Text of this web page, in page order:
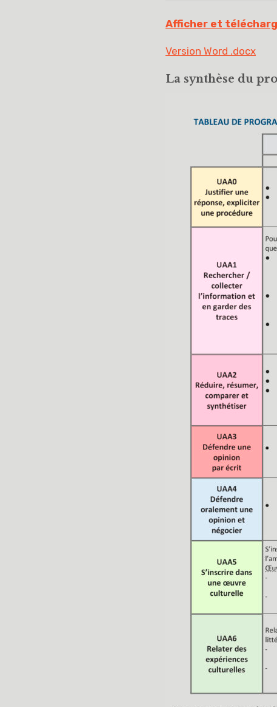
Afficher et
Version Word .docx
La synthèse du